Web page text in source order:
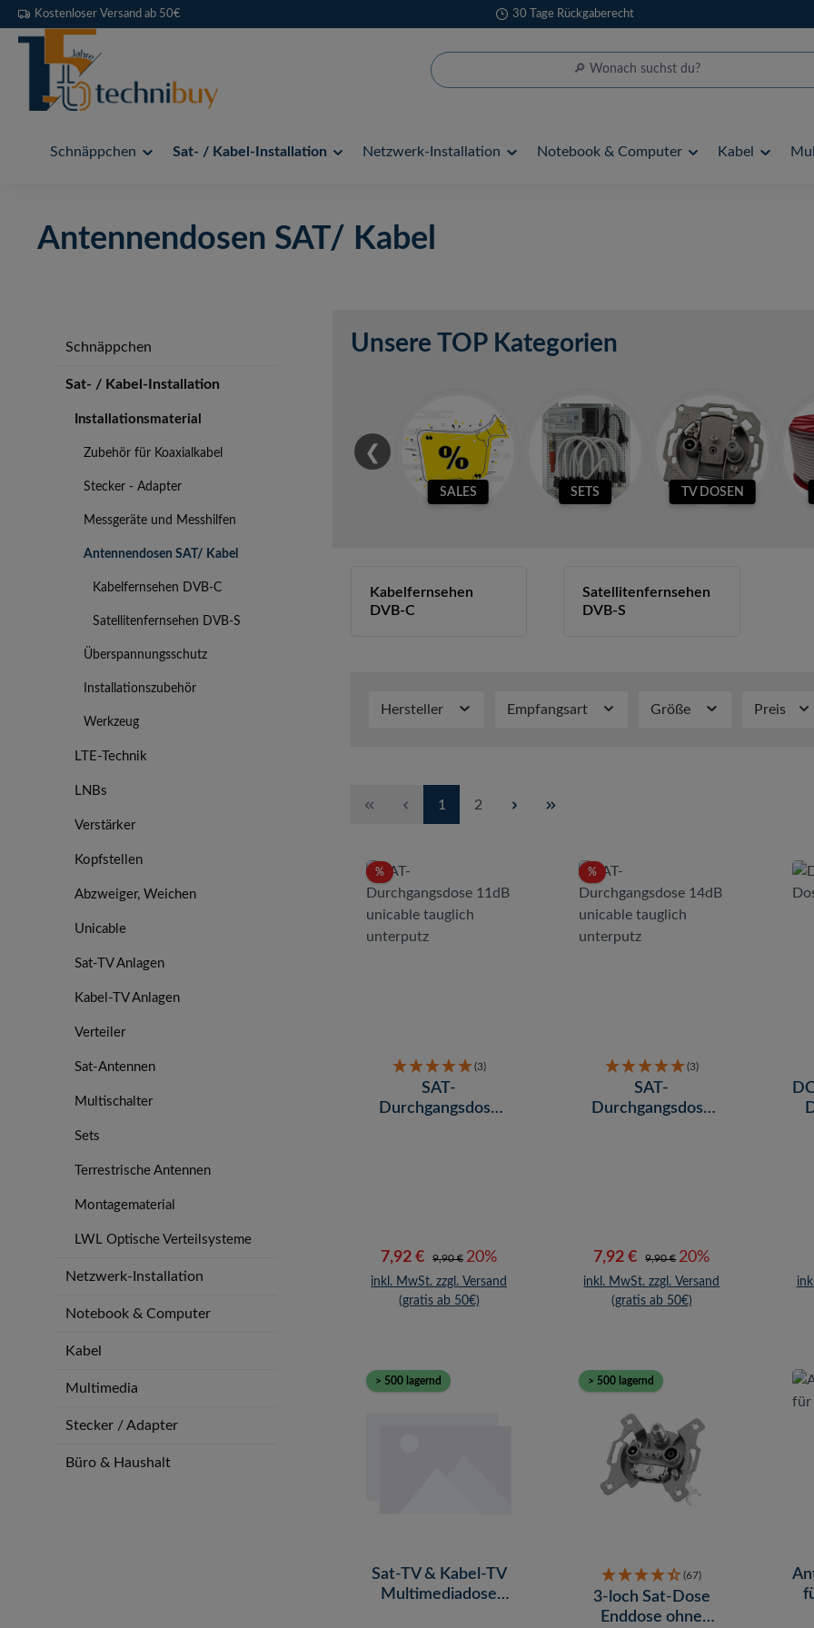
Hauptinhalt springen
Zur Suche springen
Zur Hauptnavigation springen
Kostenloser Versand ab 50€ 30 Tage Rückgaberecht
Schnäppchen Sat- / Kabel-Installation Netzwerk-Installation Notebook & Computer Kabel
Antennendosen SAT/ Kabel
Schnäppchen
Sat- / Kabel-Installation
Installationsmaterial
Zubehör für Koaxialkabel
Stecker - Adapter
Messgeräte und Messhilfen
Antennendosen SAT/ Kabel
Kabelfernsehen DVB-C
Satellitenfernsehen DVB-S
Überspannungsschutz
Installationszubehör
Werkzeug
LTE-Technik
LNBs
Verstärker
Kopfstellen
Abzweiger, Weichen
Unicable
Sat-TV Anlagen
Kabel-TV Anlagen
Verteiler
Sat-Antennen
Multischalter
Sets
Terrestrische Antennen
Montagematerial
LWL Optische Verteilsysteme
Netzwerk-Installation
Notebook & Computer
Kabel
Multimedia
Stecker / Adapter
Büro & Haushalt
Unsere TOP Kategorien
❮
SALES SETS TV DOSEN
Kabelfernsehen
DVB-C
Satellitenfernsehen
DVB-S
Hersteller Empfangsart Größe Preis
Seite
1 Seite
2
%Rabatt
(3)
SAT-
Durchgangsdose
Verkaufspreis:
7,92 € Regulärer Preis:
9,90 € 20%
inkl. MwSt. zzgl. Versand
(gratis ab 50€)
%Rabatt
(3)
SAT-
Durchgangsdose
Verkaufspreis:
7,92 € Regulärer Preis:
9,90 € 20%
inkl. MwSt. zzgl. Versand
(gratis ab 50€)
> 500 lagernd
Sat-TV & Kabel-TV
Multimediadose
> 500 lagernd
(67)
3-loch Sat-Dose
Enddose ohne